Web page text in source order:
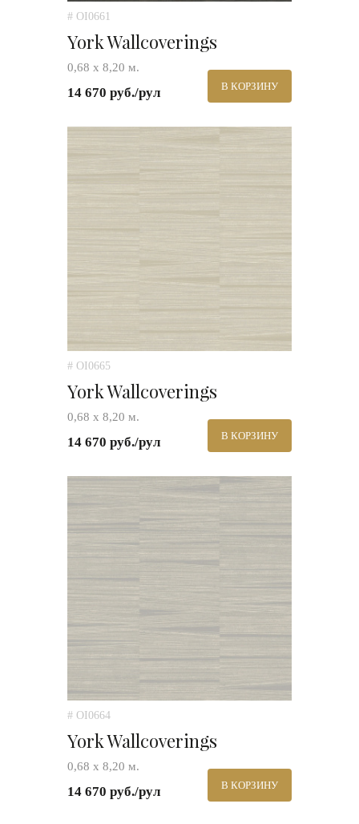
# OI0661
York Wallcoverings
0,68 х 8,20 м.
14 670 руб./рул В КОРЗИНУ
# OI0665
York Wallcoverings
0,68 х 8,20 м.
14 670 руб./рул В КОРЗИНУ
# OI0664
York Wallcoverings
0,68 х 8,20 м.
14 670 руб./рул В КОРЗИНУ